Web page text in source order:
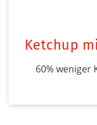
Ketchup
60% weniger